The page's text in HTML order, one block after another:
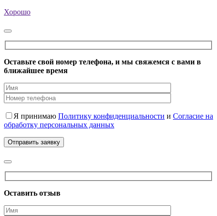
Хорошо
Оставьте свой номер телефона, и мы свяжемся с вами в
ближайшее время
Я принимаю Политику конфиденциальности и Согласие на
обработку персональных данных
Оставить отзыв